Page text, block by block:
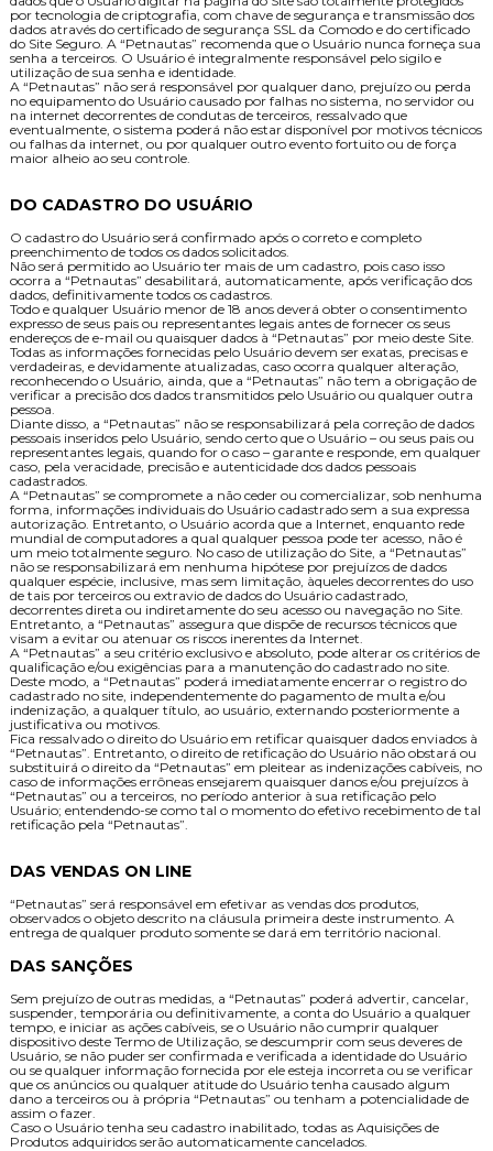
por tecnologia de criptografia, com chave de segurança e transmissão dos
dados através do certificado de segurança SSL da Comodo e do certificado
do Site Seguro. A “Petnautas” recomenda que o Usuário nunca forneça sua
senha a terceiros. O Usuário é integralmente responsável pelo sigilo e
utilização de sua senha e identidade.
A “Petnautas” não será responsável por qualquer dano, prejuízo ou perda
no equipamento do Usuário causado por falhas no sistema, no servidor ou
na internet decorrentes de condutas de terceiros, ressalvado que
eventualmente, o sistema poderá não estar disponível por motivos técnicos
ou falhas da internet, ou por qualquer outro evento fortuito ou de força
maior alheio ao seu controle.
DO CADASTRO DO USUÁRIO
O cadastro do Usuário será confirmado após o correto e completo
preenchimento de todos os dados solicitados.
Não será permitido ao Usuário ter mais de um cadastro, pois caso isso
ocorra a “Petnautas” desabilitará, automaticamente, após verificação dos
dados, definitivamente todos os cadastros.
Todo e qualquer Usuário menor de 18 anos deverá obter o consentimento
expresso de seus pais ou representantes legais antes de fornecer os seus
endereços de e-mail ou quaisquer dados à “Petnautas” por meio deste Site.
Todas as informações fornecidas pelo Usuário devem ser exatas, precisas e
verdadeiras, e devidamente atualizadas, caso ocorra qualquer alteração,
reconhecendo o Usuário, ainda, que a “Petnautas” não tem a obrigação de
verificar a precisão dos dados transmitidos pelo Usuário ou qualquer outra
pessoa.
Diante disso, a “Petnautas” não se responsabilizará pela correção de dados
pessoais inseridos pelo Usuário, sendo certo que o Usuário – ou seus pais ou
representantes legais, quando for o caso – garante e responde, em qualquer
caso, pela veracidade, precisão e autenticidade dos dados pessoais
cadastrados.
A “Petnautas” se compromete a não ceder ou comercializar, sob nenhuma
forma, informações individuais do Usuário cadastrado sem a sua expressa
autorização. Entretanto, o Usuário acorda que a Internet, enquanto rede
mundial de computadores a qual qualquer pessoa pode ter acesso, não é
um meio totalmente seguro. No caso de utilização do Site, a “Petnautas”
não se responsabilizará em nenhuma hipótese por prejuízos de dados
qualquer espécie, inclusive, mas sem limitação, àqueles decorrentes do uso
de tais por terceiros ou extravio de dados do Usuário cadastrado,
decorrentes direta ou indiretamente do seu acesso ou navegação no Site.
Entretanto, a “Petnautas” assegura que dispõe de recursos técnicos que
visam a evitar ou atenuar os riscos inerentes da Internet.
A “Petnautas” a seu critério exclusivo e absoluto, pode alterar os critérios de
qualificação e/ou exigências para a manutenção do cadastrado no site.
Deste modo, a “Petnautas” poderá imediatamente encerrar o registro do
cadastrado no site, independentemente do pagamento de multa e/ou
indenização, a qualquer título, ao usuário, externando posteriormente a
justificativa ou motivos.
Fica ressalvado o direito do Usuário em retificar quaisquer dados enviados à
“Petnautas”. Entretanto, o direito de retificação do Usuário não obstará ou
substituirá o direito da “Petnautas” em pleitear as indenizações cabíveis, no
caso de informações errôneas ensejarem quaisquer danos e/ou prejuízos à
“Petnautas” ou a terceiros, no período anterior à sua retificação pelo
Usuário; entendendo-se como tal o momento do efetivo recebimento de tal
retificação pela “Petnautas”.
DAS VENDAS ON LINE
“Petnautas” será responsável em efetivar as vendas dos produtos,
observados o objeto descrito na cláusula primeira deste instrumento. A
entrega de qualquer produto somente se dará em território nacional.
DAS SANÇÕES
Sem prejuízo de outras medidas, a “Petnautas” poderá advertir, cancelar,
suspender, temporária ou definitivamente, a conta do Usuário a qualquer
tempo, e iniciar as ações cabíveis, se o Usuário não cumprir qualquer
dispositivo deste Termo de Utilização, se descumprir com seus deveres de
Usuário, se não puder ser confirmada e verificada a identidade do Usuário
ou se qualquer informação fornecida por ele esteja incorreta ou se verificar
que os anúncios ou qualquer atitude do Usuário tenha causado algum
dano a terceiros ou à própria “Petnautas” ou tenham a potencialidade de
assim o fazer.
Caso o Usuário tenha seu cadastro inabilitado, todas as Aquisições de
Produtos adquiridos serão automaticamente cancelados.